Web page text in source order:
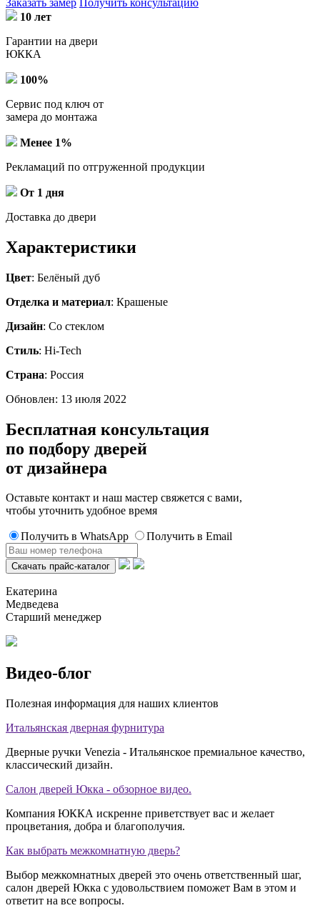
10 лет
Гарантии на двери
ЮККА
100%
Сервис под ключ от
замера до монтажа
Менее 1%
Рекламаций по отгруженной продукции
От 1 дня
Доставка до двери
Характеристики
Цвет: Белёный дуб
Отделка и материал: Крашеные
Дизайн: Со стеклом
Стиль: Hi-Tech
Страна: Россия
Обновлен: 13 июля 2022
Бесплатная консультация
по подбору дверей
от дизайнера
Оставьте контакт и наш мастер свяжется с вами,
чтобы уточнить удобное время
Получить в WhatsApp Получить в Email
Екатерина
Медведева
Старший менеджер
Видео-блог
Полезная информация для наших клиентов
Итальянская дверная фурнитура
Дверные ручки Venezia - Итальянское премиальное качество,
классический дизайн.
Салон дверей Юкка - обзорное видео.
Компания ЮККА искренне приветствует вас и желает
процветания, добра и благополучия.
Как выбрать межкомнатную дверь?
Выбор межкомнатных дверей это очень ответственный шаг,
салон дверей Юкка с удовольствием поможет Вам в этом и
ответит на все вопросы.